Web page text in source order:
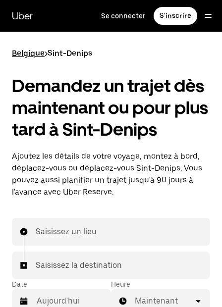
contenu
principal
Uber Se connecter S'inscrire
Belgique>Sint-Denips
Demandez un trajet dès
maintenant ou pour plus
tard à Sint-Denips
Ajoutez les détails de votre voyage, montez à bord,
déplacez-vous ou déplacez-vous Sint-Denips. Vous
pouvez aussi planifier un trajet jusqu'à 90 jours à
l'avance avec Uber Reserve.
Saisissez un lieu
Saisissez la destination
Date Heure
Maintenant